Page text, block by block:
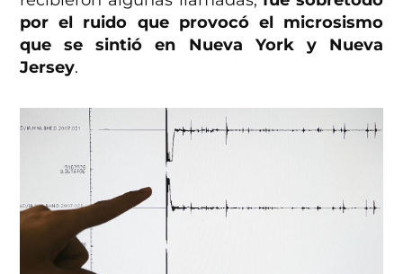
por el ruido que provocó el microsismo
que se sintió en Nueva York y Nueva
Jersey.